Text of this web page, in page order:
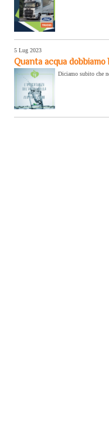
5 Lug 2023
Quanta acqua
Diciamo subito che